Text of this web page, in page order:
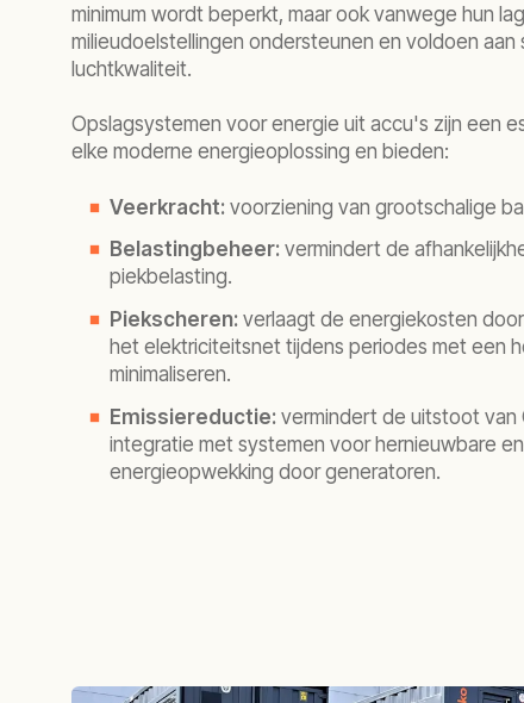
minimum wordt beperkt, maar ook vanwege hun
milieudoelstellingen ondersteunen en voldoen
luchtkwaliteit.
Opslagsystemen voor energie uit accu's zijn een
elke moderne energieoplossing en bieden:
Veerkracht: voorziening van grootschalige
Belastingbeheer: vermindert de
piekbelasting.
Piekscheren: verlaagt de energiekosten
het elektriciteitsnet tijdens periodes met een
minimaliseren.
Emissiereductie: vermindert de uitstoot van
integratie met systemen voor hernieuwbare
energieopwekking door generatoren.